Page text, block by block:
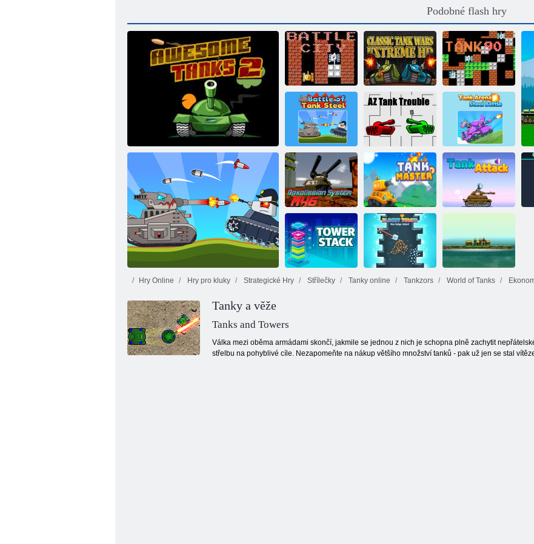
Podobné flash hry
Chladné nádrže 2
Bitevní město
online
Klasické Tank
Wars Extreme
HD
Tank 1990
Bitva o Tank
Steel
Problémy s
nádrží
Tank Arena
Battle of Steel
Daxolis System
M46
Master of the
Tank
Tank Attack 2
Hry Online Hry pro kluky Strategické Hry Střílečky Tanky online Tankzors World of Tanks
Tanky a věže
Tanks and Towers
Válka mezi oběma armádami skončí, jakmile se jednou z nich je schopna plně zachytit
střelbu na pohyblivé cíle. Nezapomeňte na nákup většího množství tanků - pak už jen se stal